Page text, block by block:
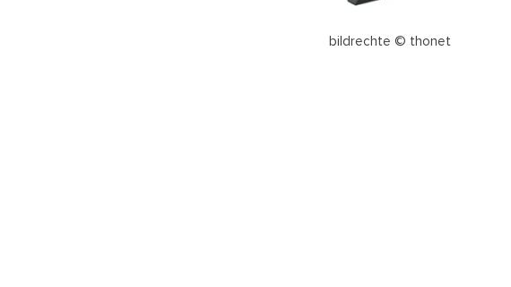
bildrechte © thonet